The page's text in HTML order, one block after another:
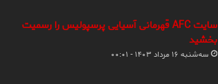
سایت AFC قهرمانی آسیایی پرسپولیس را رسمیت
بخشید
سه‌شنبه ۱۶ مرداد ۱۴۰۳ - ۰۰:۰۱